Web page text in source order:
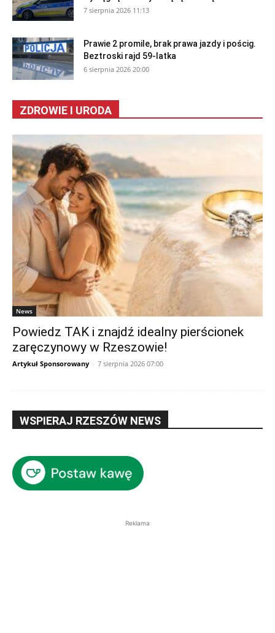
7 sierpnia 2026 11:13
Prawie 2 promile, brak prawa jazdy i pościg.
Beztroski rajd 59-latka
6 sierpnia 2026 20:00
ZDROWIE I URODA
News
Powiedz TAK i znajdź idealny pierścionek
zaręczynowy w Rzeszowie!
Artykuł Sponsorowany - 7 sierpnia 2026 07:00
WSPIERAJ RZESZÓW NEWS
Reklama